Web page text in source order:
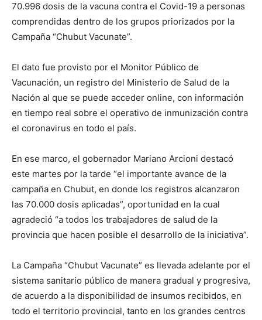
70.996 dosis de la vacuna contra el Covid-19 a personas
comprendidas dentro de los grupos priorizados por la
Campaña “Chubut Vacunate”.
El dato fue provisto por el Monitor Público de
Vacunación, un registro del Ministerio de Salud de la
Nación al que se puede acceder online, con información
en tiempo real sobre el operativo de inmunización contra
el coronavirus en todo el país.
En ese marco, el gobernador Mariano Arcioni destacó
este martes por la tarde “el importante avance de la
campaña en Chubut, en donde los registros alcanzaron
las 70.000 dosis aplicadas”, oportunidad en la cual
agradeció “a todos los trabajadores de salud de la
provincia que hacen posible el desarrollo de la iniciativa”.
La Campaña “Chubut Vacunate” es llevada adelante por el
sistema sanitario público de manera gradual y progresiva,
de acuerdo a la disponibilidad de insumos recibidos, en
todo el territorio provincial, tanto en los grandes centros